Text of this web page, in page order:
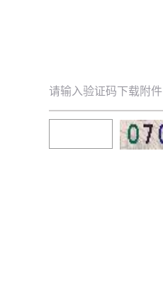
请输入验证码下载附件